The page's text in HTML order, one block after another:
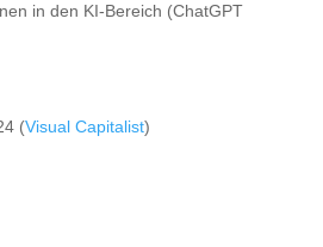
in den KI-Bereich (ChatGPT
(Visual Capitalist)